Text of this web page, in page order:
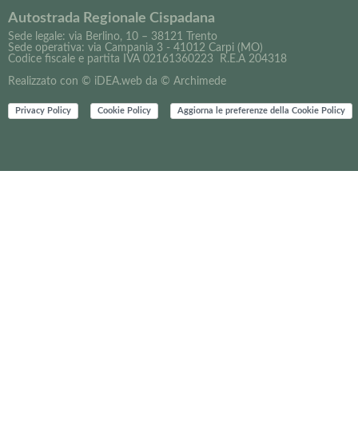
Autostrada Regionale Cispadana
Sede legale: via Berlino, 10 – 38121 Trento
Sede operativa: via Campania 3 - 41012 Carpi (MO)
Codice fiscale e partita IVA 02161360223 R.E.A 204318
Realizzato con © iDEA.web da © Archimede
Privacy Policy Cookie Policy Aggiorna le preferenze della Cookie Policy